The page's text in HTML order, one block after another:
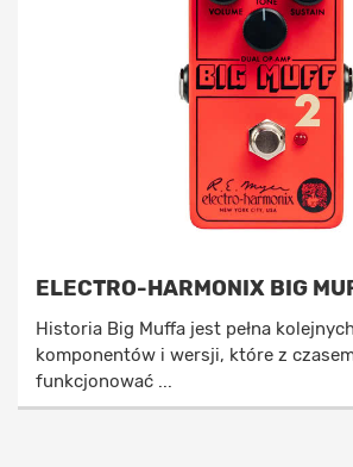
ELECTRO-HARMONIX BIG
Historia Big Muffa jest pełna
komponentów i wersji, które z
funkcjonować ...